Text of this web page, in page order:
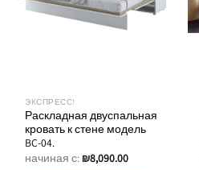
товара.
ЭКСПРЕСС!
Раскладная двуспальная
кровать к стене модель
BC-04.
начиная с: ₪8,090.00